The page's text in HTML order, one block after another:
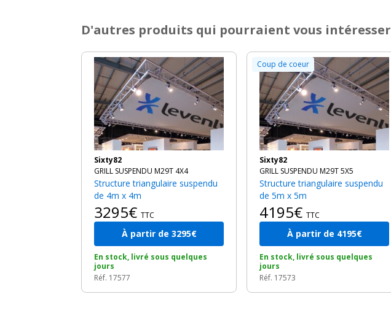
D'autres produits qui pourraient vous intéresser
Sixty82
GRILL SUSPENDU M29T 4X4
Structure triangulaire suspendu
de 4m x 4m
3295€ TTC
À partir de 3295€
En stock, livré sous quelques
jours
Réf. 17577
Coup de coeur
Sixty82
GRILL SUSPENDU M29T 5X5
Structure triangulaire suspendu
de 5m x 5m
4195€ TTC
À partir de 4195€
En stock, livré sous quelques
jours
Réf. 17573